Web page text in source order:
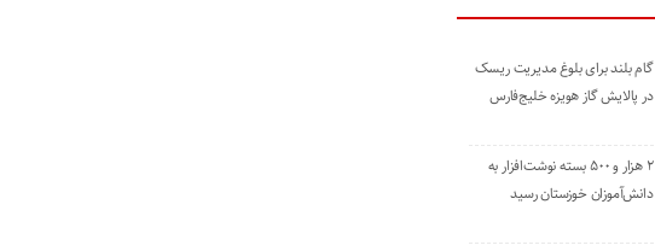
گام بلند برای بلوغ مدیریت ریسک
در پالایش گاز هویزه خلیج‌فارس
۲ هزار و ۵۰۰ بسته نوشت‌افزار به
دانش‌آموزان خوزستان رسید